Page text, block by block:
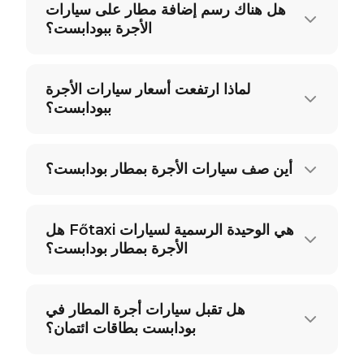
هل هناك رسم إضافة مطار على سيارات
الأجرة ببودابست؟
لماذا ارتفعت أسعار سيارات الأجرة
ببودابست؟
أين صف سيارات الأجرة بمطار بودابست؟
هل Főtaxi هي الوحيدة الرسمية لسيارات
الأجرة بمطار بودابست؟
هل تقبل سيارات أجرة المطار في
بودابست بطاقات ائتمان؟